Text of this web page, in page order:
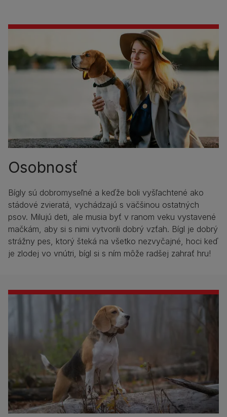
Osobnosť
Bígly sú dobromyseľné a keďže boli vyšľachtené ako
stádové zvieratá, vychádzajú s väčšinou ostatných
psov. Milujú deti, ale musia byť v ranom veku vystavené
mačkám, aby si s nimi vytvorili dobrý vzťah. Bígl je dobrý
strážny pes, ktorý šteká na všetko nezvyčajné, hoci keď
je zlodej vo vnútri, bígl si s ním môže radšej zahrať hru!